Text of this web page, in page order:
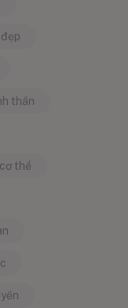
thần
thể